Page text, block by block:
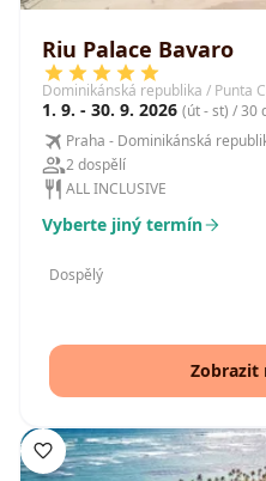
Riu Palace Bavaro
Dominikánská republika / Punta
1. 9. - 30. 9. 2026 (út - st) / 30
Praha - Dominikánská
2 dospělí
ALL INCLUSIVE
Vyberte jiný termín
Dospělý
Zobrazit